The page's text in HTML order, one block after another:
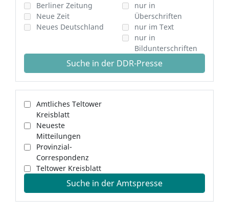
Berliner Zeitung
Neue Zeit
Neues Deutschland
nur in
Überschriften
nur im Text
nur in
Bildunterschriften
Suche in der DDR-Presse
Amtliches Teltower
Kreisblatt
Neueste
Mitteilungen
Provinzial-
Correspondenz
Teltower Kreisblatt
Suche in der Amtspresse